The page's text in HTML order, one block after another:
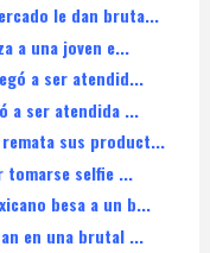
le dan bruta...
a una joven e...
a ser atendid...
a ser atendida ...
remata sus product...
tomarse selfie ...
besa a un b...
en una brutal ...